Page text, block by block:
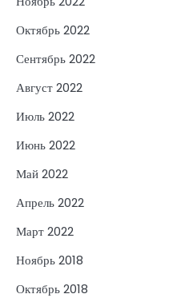
Октябрь 2022
Сентябрь 2022
Август 2022
Июль 2022
Июнь 2022
Май 2022
Апрель 2022
Март 2022
Ноябрь 2018
Октябрь 2018